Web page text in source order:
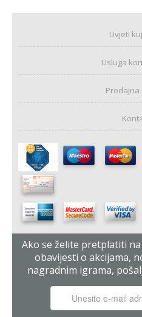
Uvjeti
Usluga
Prodajna
Ako se želite pretplatiti
obavijesti o akcijama,
nagradnim igrama,